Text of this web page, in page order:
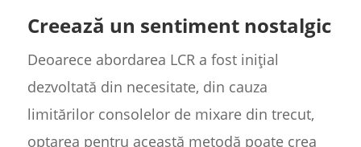
Creează un sentiment nostalgic
Deoarece abordarea LCR a fost inițial
dezvoltată din necesitate, din cauza
limitărilor consolelor de mixare din trecut,
optarea pentru această metodă poate crea